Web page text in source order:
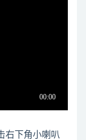
右下角小喇叭